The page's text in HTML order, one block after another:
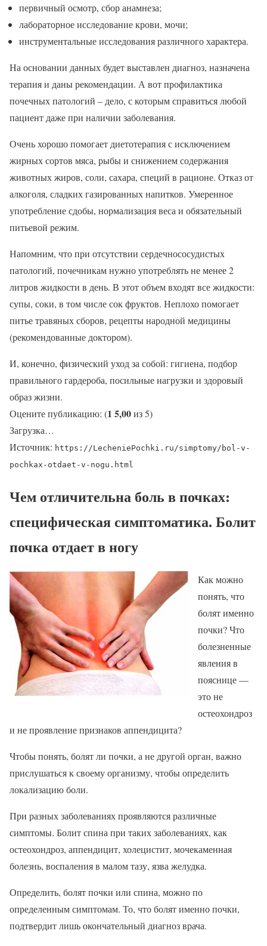
первичный осмотр, сбор анамнеза;
лабораторное исследование крови, мочи;
инструментальные исследования различного характера.
На основании данных будет выставлен диагноз, назначена
терапия и даны рекомендации. А вот профилактика
почечных патологий – дело, с которым справиться любой
пациент даже при наличии заболевания.
Очень хорошо помогает диетотерапия с исключением
жирных сортов мяса, рыбы и снижением содержания
животных жиров, соли, сахара, специй в рационе. Отказ от
алкоголя, сладких газированных напитков. Умеренное
употребление сдобы, нормализация веса и обязательный
питьевой режим.
Напомним, что при отсутствии сердечнососудистых
патологий, почечникам нужно употреблять не менее 2
литров жидкости в день. В этот объем входят все жидкости:
супы, соки, в том числе сок фруктов. Неплохо помогает
питье травяных сборов, рецепты народной медицины
(рекомендованные доктором).
И, конечно, физический уход за собой: гигиена, подбор
правильного гардероба, посильные нагрузки и здоровый
образ жизни.
Оцените публикацию: (1 5,00из 5)
Загрузка…
Источник: https://LecheniePochki.ru/simptomy/bol-v-
pochkax-otdaet-v-nogu.html
Чем отличительна боль в почках:
специфическая симптоматика. Болит
почка отдает в ногу
Как можно
понять, что
болят именно
почки? Что
болезненные
явления в
пояснице —
это не
остеохондроз
и не проявление признаков аппендицита?
Чтобы понять, болят ли почки, а не другой орган, важно
прислушаться к своему организму, чтобы определить
локализацию боли.
При разных заболеваниях проявляются различные
симптомы. Болит спина при таких заболеваниях, как
остеохондроз, аппендицит, холецистит, мочекаменная
болезнь, воспаления в малом тазу, язва желудка.
Определить, болят почки или спина, можно по
определенным симптомам. То, что болят именно почки,
подтвердит лишь окончательный диагноз врача.